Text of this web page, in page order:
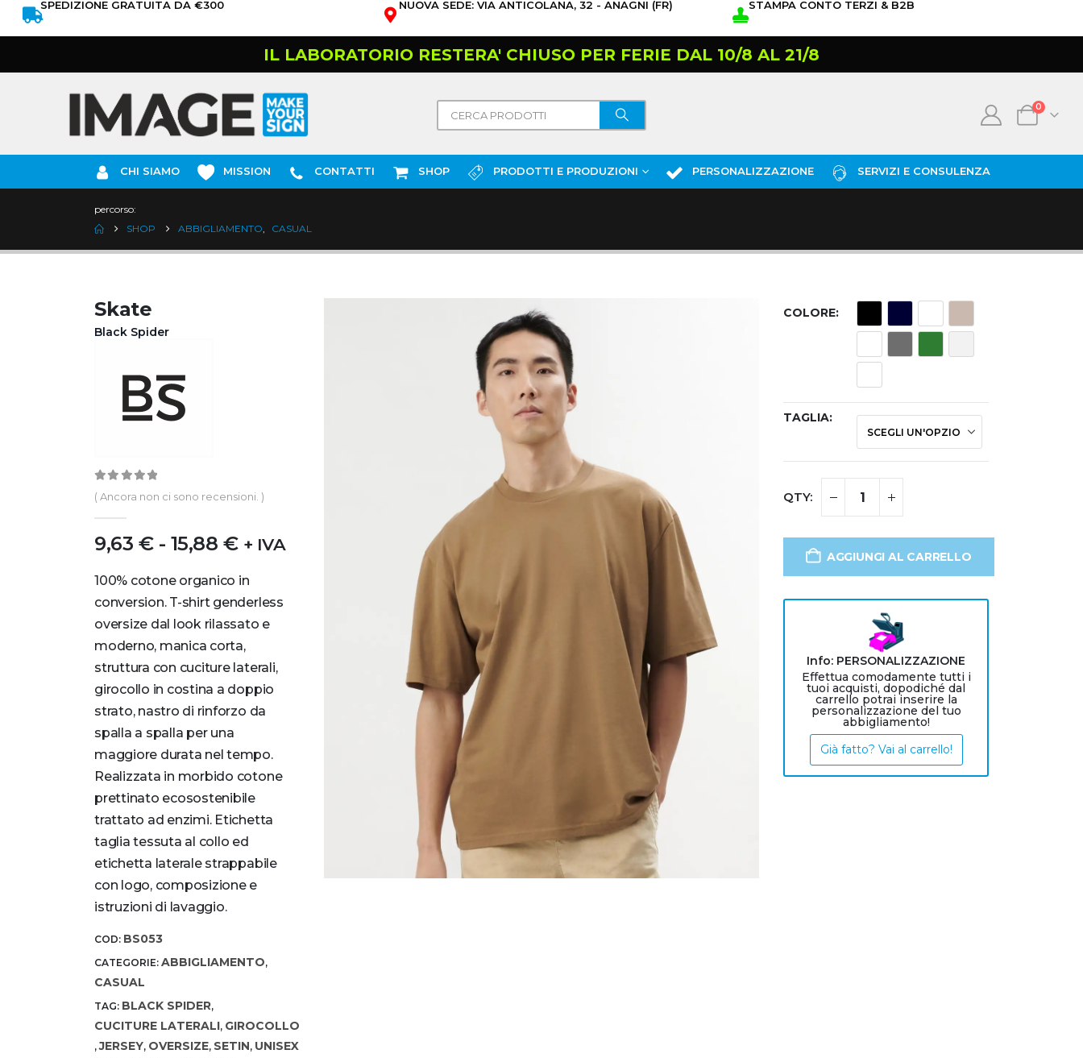
SPEDIZIONE GRATUITA DA €300 NUOVA SEDE: VIA ANTICOLANA, 32 - ANAGNI (FR) STAMPA CONTO TERZI & B2B
IL LABORATORIO RESTERA' CHIUSO PER FERIE DAL 10/8 AL 21/8
0
CHI SIAMO MISSION CONTATTI SHOP PRODOTTI E PRODUZIONI PERSONALIZZAZIONE SERVIZI E CONSULENZA
percorso:
SHOP
ABBIGLIAMENTO, CASUAL
Skate
Black Spider
0out of 5
( Ancora non ci sono recensioni. )
9,63 € - 15,88 € + IVA
100% cotone organico in
conversion. T-shirt genderless
oversize dal look rilassato e
moderno, manica corta,
struttura con cuciture laterali,
girocollo in costina a doppio
strato, nastro di rinforzo da
spalla a spalla per una
maggiore durata nel tempo.
Realizzata in morbido cotone
prettinato ecosostenibile
trattato ad enzimi. Etichetta
taglia tessuta al collo ed
etichetta laterale strappabile
con logo, composizione e
istruzioni di lavaggio.
COD: BS053
CATEGORIE: ABBIGLIAMENTO,
CASUAL
TAG: BLACK SPIDER,
CUCITURE LATERALI, GIROCOLLO
,JERSEY, OVERSIZE, SETIN, UNISEX
COLORE
TAGLIA
AGGIUNGI AL CARRELLO
Info: PERSONALIZZAZIONE
Effettua comodamente tutti i
tuoi acquisti, dopodiché dal
carrello potrai inserire la
personalizzazione del tuo
abbigliamento!
Già fatto? Vai al carrello!